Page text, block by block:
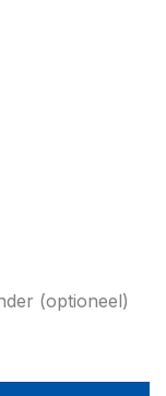
(optioneel)